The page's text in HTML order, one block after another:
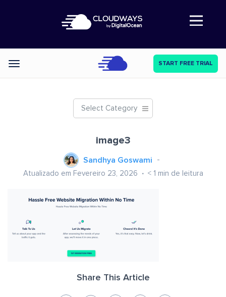
Abre a navegação
Categories START FREE TRIAL
Select Category
image3
Sandhya Goswami
Atualizado em Fevereiro 23, 2026 < 1 min de leitura
Share This Article